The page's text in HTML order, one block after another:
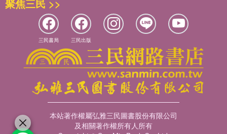
聚焦三民 >>
三民書局 三民出版
本站著作權屬弘雅三民圖書股份有限公司
及相關著作權所有人所有